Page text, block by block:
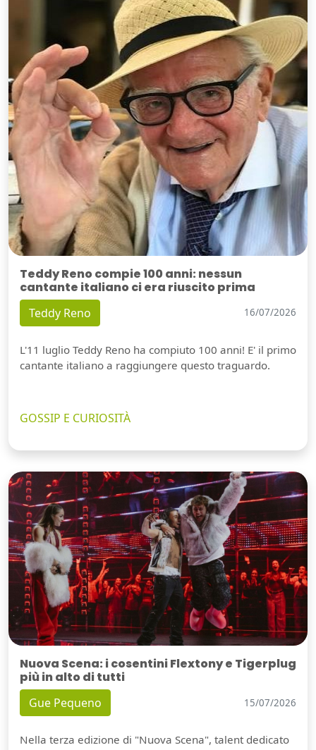
Teddy Reno compie 100 anni: nessun
cantante italiano ci era riuscito prima
Teddy Reno 16/07/2026
L'11 luglio Teddy Reno ha compiuto 100 anni! E' il primo
cantante italiano a raggiungere questo traguardo.
GOSSIP E CURIOSITÀ
Nuova Scena: i cosentini Flextony e Tigerplug
più in alto di tutti
Gue Pequeno 15/07/2026
Nella terza edizione di "Nuova Scena", talent dedicato